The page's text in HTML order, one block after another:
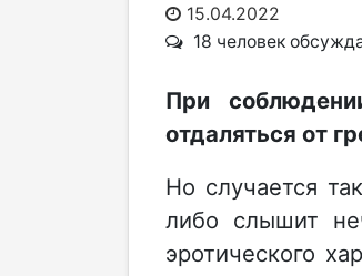
15.04.2022
18 человек
При
отдаляться от
Но случается
либо слышит
эротического